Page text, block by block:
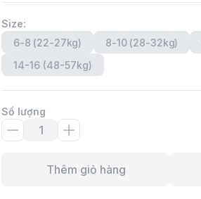
Size:
6-8 (22-27kg)
8-10 (28-32kg)
14-16 (48-57kg)
Số lượng
Thêm giỏ hàng